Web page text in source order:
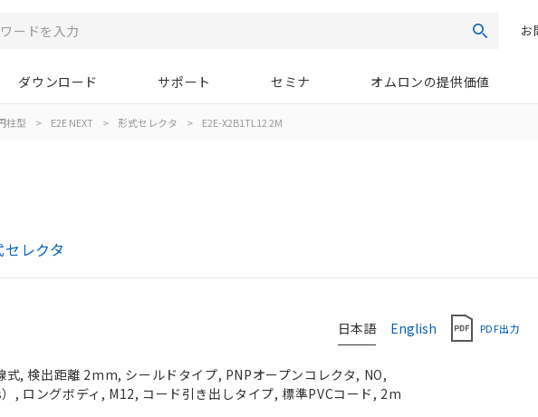
検索お
ダウンロード サポート セミナ オムロンの提供価値
柱型 > E2E NEXT > 形式セレクタ > E2E-X2B1TL12 2M
レクタ
日本語 English PDF出力
式, 検出距離 2mm, シールドタイプ, PNPオープンコレクタ, NO,
, ロングボディ, M12, コード引き出しタイプ, 標準PVCコード, 2m